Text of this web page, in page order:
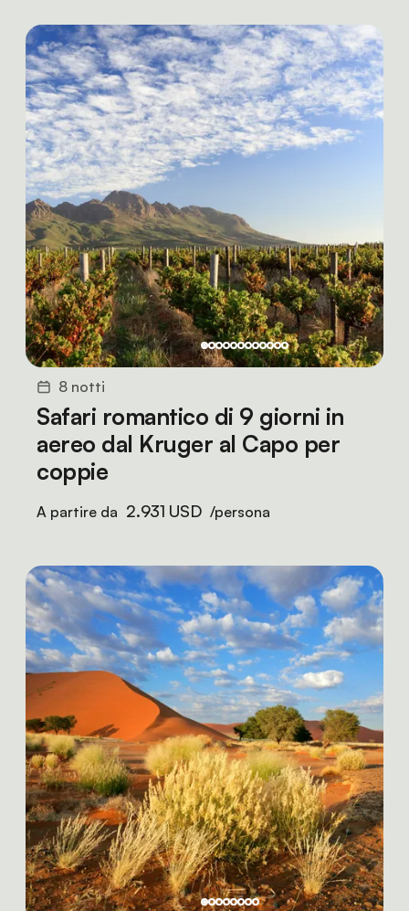
8 notti
Safari romantico di 9 giorni in
aereo dal Kruger al Capo per
coppie
A partire da 2.931 USD /persona